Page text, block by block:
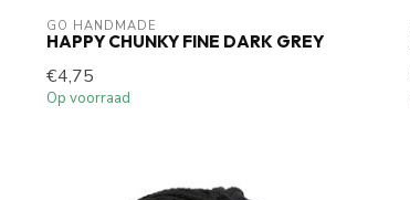
GO HANDMADE
HAPPY CHUNKY FINE DARK GREY
€4,75
Op voorraad